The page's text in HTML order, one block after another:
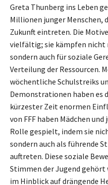
Greta Thunberg ins Leben
Millionen junger Menschen,
Zukunft eintreten. Die
vielfältig; sie kämpfen nicht
sondern auch für soziale
Verteilung der Ressourcen.
wöchentliche Schulstreiks
Demonstrationen haben es
kürzester Zeit enormen
von FFF haben Mädchen
Rolle gespielt, indem sie
sondern auch als führende
auftreten. Diese soziale
Stimmen der Jugend gehört
im Hinblick auf drängende